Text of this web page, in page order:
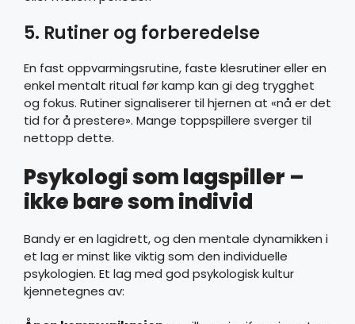
5. Rutiner og forberedelse
En fast oppvarmingsrutine, faste klesrutiner eller en
enkel mentalt ritual før kamp kan gi deg trygghet
og fokus. Rutiner signaliserer til hjernen at «nå er det
tid for å prestere». Mange toppspillere sverger til
nettopp dette.
Psykologi som lagspiller –
ikke bare som individ
Bandy er en lagidrett, og den mentale dynamikken i
et lag er minst like viktig som den individuelle
psykologien. Et lag med god psykologisk kultur
kjennetegnes av: